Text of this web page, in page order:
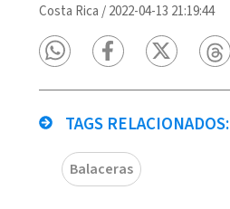
Costa Rica /2022-04-13 21:19:44
TAGS RELACIONADOS:
Balaceras